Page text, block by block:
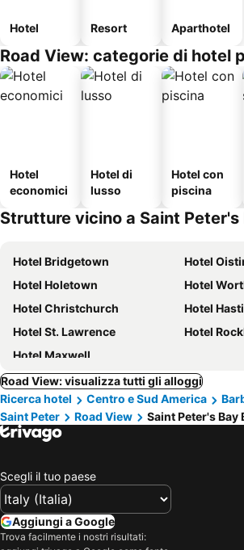
Hotel Resort Aparthotel
Road View: categorie di hotel
Hotel
economici
Hotel di
lusso
Hotel con
piscina
Strutture vicino a Saint Peter's
Hotel Bridgetown
Hotel
Hotel Holetown
Hotel
Hotel Christchurch
Hotel
Hotel St. Lawrence
Hotel
Hotel Maxwell
Road View: visualizza tutti gli alloggi
Ricerca hotel
Centro e Sud America
Saint Peter
Road View Saint Peter's Bay
Scegli il tuo paese
Aggiungi a Google
Trova facilmente i nostri risultati: